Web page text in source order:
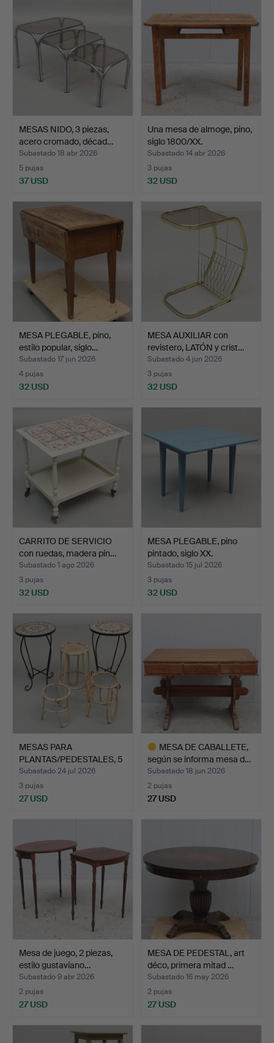
MESAS NIDO, 3 piezas,
acero cromado, décad…
Subastado 18 abr 2026
5 pujas
37 USD
Una mesa de almoge, pino,
siglo 1800/XX.
Subastado 14 abr 2026
3 pujas
32 USD
MESA PLEGABLE, pino,
estilo popular, siglo…
Subastado 17 jun 2026
4 pujas
32 USD
MESA AUXILIAR con
revistero, LATÓN y crist…
Subastado 4 jun 2026
3 pujas
32 USD
CARRITO DE SERVICIO
con ruedas, madera pin…
Subastado 1 ago 2026
3 pujas
32 USD
MESA PLEGABLE, pino
pintado, siglo XX.
Subastado 15 jul 2026
3 pujas
32 USD
MESAS PARA
PLANTAS/PEDESTALES, 5
uds.
Subastado 24 jul 2026
3 pujas
27 USD
MESA DE CABALLETE,
según se informa mesa d…
Subastado 18 jun 2026
2 pujas
27 USD
Mesa de juego, 2 piezas,
estilo gustaviano…
Subastado 9 abr 2026
2 pujas
27 USD
MESA DE PEDESTAL, art
déco, primera mitad …
Subastado 16 may 2026
2 pujas
27 USD